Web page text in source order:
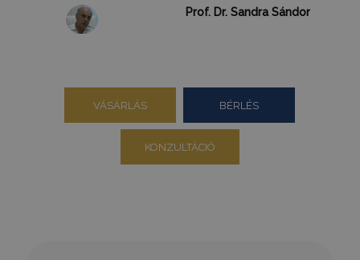
Prof. Dr. Sandra Sándor
VÁSÁRLÁS BÉRLÉS
KONZULTÁCIÓ